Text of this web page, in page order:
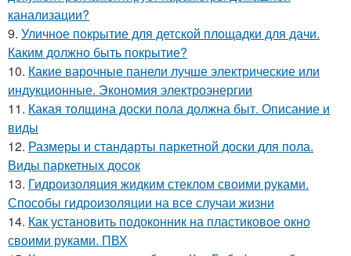
канализации?
9. Уличное покрытие для детской площадки для дачи.
Каким должно быть покрытие?
10. Какие варочные панели лучше электрические или
индукционные. Экономия электроэнергии
11. Какая толщина доски пола должна быт. Описание и
виды
12. Размеры и стандарты паркетной доски для пола.
Виды паркетных досок
13. Гидроизоляция жидким стеклом своими руками.
Способы гидроизоляции на все случаи жизни
14. Как установить подоконник на пластиковое окно
своими руками. ПВХ